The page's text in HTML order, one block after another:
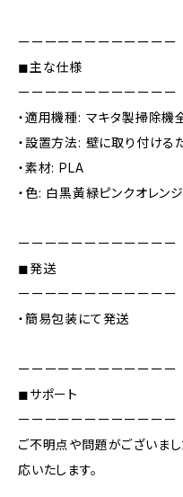
ーーーーーーーーーーーー
◼主な仕様
ーーーーーーーーーーーー
・適用機種: マキタ製掃除機
・設置方法: 壁に取り付ける
・素材: PLA
・色: 白黒黃緑ピンクオレンジ
ーーーーーーーーーーーー
◼発送
ーーーーーーーーーーーー
・簡易包装にて発送
ーーーーーーーーーーーー
◼サポート
ーーーーーーーーーーーー
ご不明点や問題がございまし
応いたします。